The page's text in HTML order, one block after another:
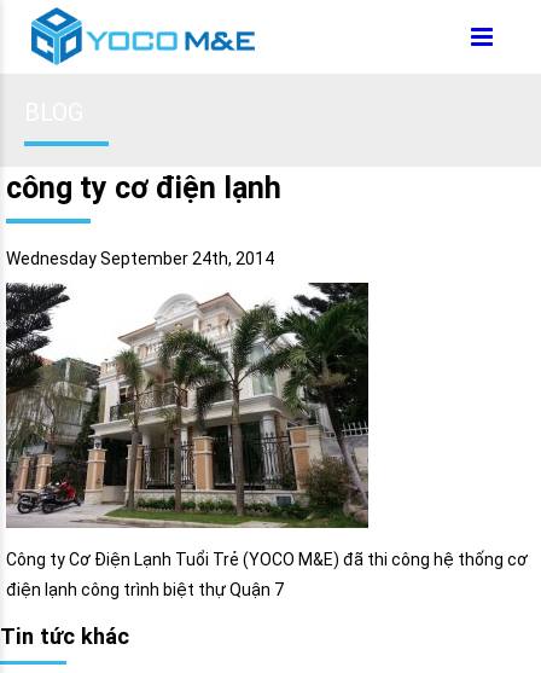
công ty cơ điện lạnh
Wednesday September 24th, 2014
Công ty Cơ Điện Lạnh Tuổi Trẻ (YOCO M&E) đã thi công hệ thống cơ
điện lạnh công trình biệt thự Quận 7
Tin tức khác